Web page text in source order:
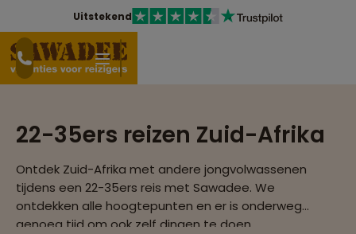
Uitstekend
22-35ers reizen Zuid-Afrika
Ontdek Zuid-Afrika met andere jongvolwassenen
tijdens een 22-35ers reis met Sawadee. We
ontdekken alle hoogtepunten en er is onderweg
genoeg tijd om ook zelf dingen te doen.